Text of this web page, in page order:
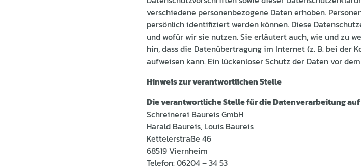
verschiedene personenbezogene Daten erhoben.
persönlich identifiziert werden können. Diese
und wofür wir sie nutzen. Sie erläutert auch, wie und zu
hin, dass die Datenübertragung im Internet (z. B. bei der
aufweisen kann. Ein lückenloser Schutz der Daten vor
Hinweis zur verantwortlichen Stelle
Die verantwortliche Stelle für die Datenverarbeitung
Schreinerei Baureis GmbH
Harald Baureis, Louis Baureis
Kettelerstraße 46
68519 Viernheim
Telefon: 06204 – 34 53